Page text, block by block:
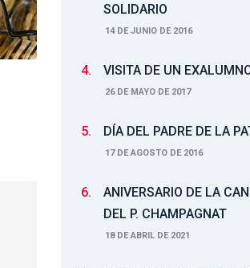
SOLIDARIO
14 DE JUNIO DE 2016
4. VISITA DE UN
26 DE MAYO DE 2017
5. DÍA DEL PADRE DE LA
17 DE AGOSTO DE 2016
6.
ANIVERSARIO DE LA
DEL P. CHAMPAGNAT
18 DE ABRIL DE 2021